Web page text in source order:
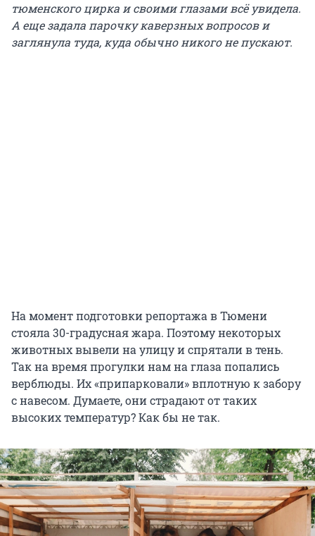
тюменского цирка и своими глазами всё увидела.
А еще задала парочку каверзных вопросов и
заглянула туда, куда обычно никого не пускают.
На момент подготовки репортажа в Тюмени
стояла 30-градусная жара. Поэтому некоторых
животных вывели на улицу и спрятали в тень.
Так на время прогулки нам на глаза попались
верблюды. Их «припарковали» вплотную к забору
с навесом. Думаете, они страдают от таких
высоких температур? Как бы не так.